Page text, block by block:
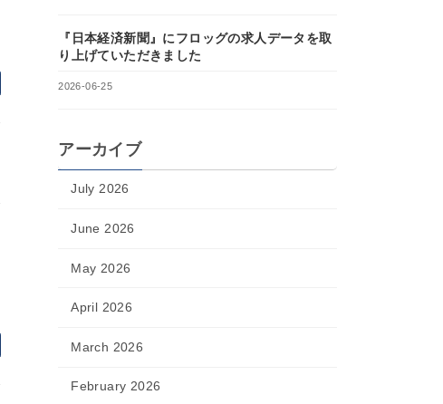
『日本経済新聞』にフロッグの求人データを取
り上げていただきました
2026-06-25
アーカイブ
July 2026
June 2026
May 2026
April 2026
March 2026
February 2026